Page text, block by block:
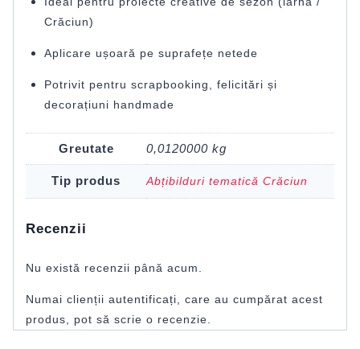
Crăciun)
Aplicare ușoară pe suprafețe netede
Potrivit pentru scrapbooking, felicitări și
decorațiuni handmade
Greutate 0,0120000 kg
Tip produs Abțibilduri tematică Crăciun
Recenzii
Nu există recenzii până acum.
Numai clienții autentificați, care au cumpărat acest
produs, pot să scrie o recenzie.